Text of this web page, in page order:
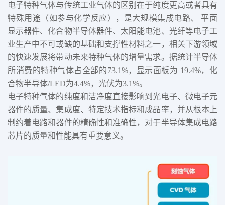
电子特种气体与传统工业气体的区别在于纯度更高或者具有
特殊用途（如参与化学反应），是大规模集成电路、 平面
显示器件、化合物半导体器件、太阳能电池、光纤等电子工
业生产中不可或缺的基础和支撑性材料之一，相关下游领域
的快速发展将带动未来特种气体的增量需求。据统计半导体
所消费的特种气体占全部的73.1%，显示面板为 19.4%，化
合物半导体/LED为4.4%，光伏为3.1%。
电子特种气体的纯度和洁净度直接影响到光电子、微电子元
器件的质量、集成度、特定技术指标和成品率，并从根本上
制约着电路和器件的精确性和准确性，对于半导体集成电路
芯片的质量和性能具有重要意义。